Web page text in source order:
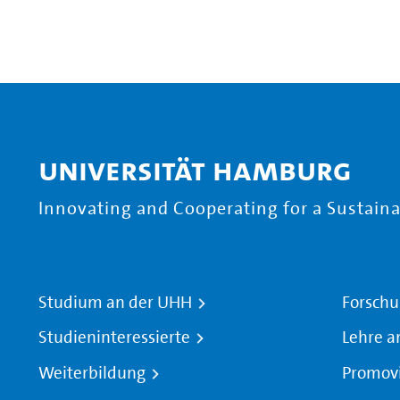
Universität Hamburg
Innovating and Cooperating for a
Studium an der UHH
Studieninteressierte
Weiterbildung
Lehre